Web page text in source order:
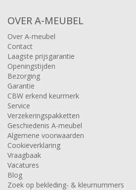
OVER A-MEUBEL
Over A-meubel
Contact
Laagste prijsgarantie
Openingstijden
Bezorging
Garantie
CBW erkend keurmerk
Service
Verzekeringspakketten
Geschiedenis A-meubel
Algemene voorwaarden
Cookieverklaring
Vraagbaak
Vacatures
Blog
Zoek op bekleding- & kleurnummers